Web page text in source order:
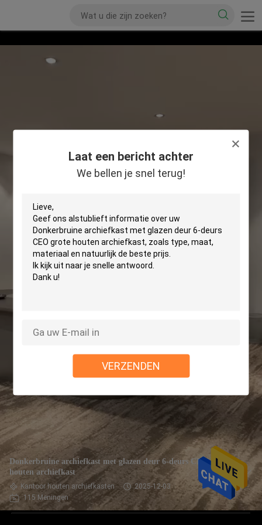
Laat een bericht achter
We bellen je snel terug!
VERZENDEN
Donkerbruine archiefkast met glazen deur 6-deurs CEO grote
houten archiefkast
Kantoor houten archiefkasten
2025-12-03
115 Meningen